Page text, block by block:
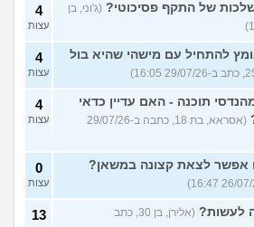
של התקף פסיכוטי? (ג'וני, בן
4
עצות
להתחיל עם מישהי שהיא בול
4
עצות
תוכנה - האם עדיין כדאי
(אסראא, בת 18, כתבה ב-29/07/26
4
עצות
אפשר לצאת קצונה במשאן? 0
עצות
לעשות?
(אלירן, בן 30, כתב
13